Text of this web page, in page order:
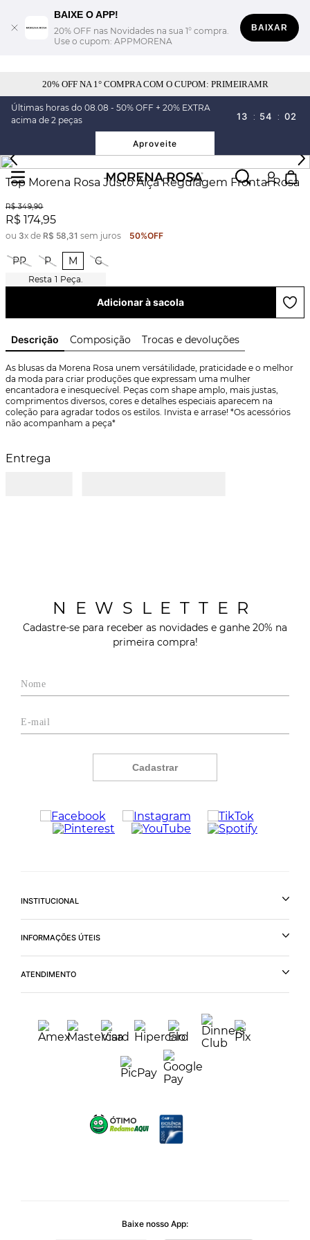
BAIXE O APP!
20% OFF nas Novidades na sua 1° compra.
Use o cupom: APPMORENA
BAIXAR
20% OFF NA 1° COMPRA COM O CUPOM: PRIMEIRAMR
Últimas horas do 08.08 - 50% OFF + 20% EXTRA
acima de 2 peças
13 : 54 : 02
Aproveite
Top Morena Rosa Justo Alça Regulagem Frontal Rosa
R$ 349,90
R$ 174,95
ou 3x de R$ 58,31 sem juros 50%OFF
PP P M G
1 Peça.
Adicionar à sacola
Descrição Composição Trocas e devoluções
As blusas da Morena Rosa unem versátilidade, praticidade e o melhor
da moda para criar produções que expressam uma mulher
encantadora e inesquecível. Peças com shape amplo, mais justas,
comprimentos diversos, cores e detalhes especiais aparecem na
coleção para agradar todos os estilos. Invista e arrase! *Os acessórios
não acompanham a peça*
Entrega
NEWSLETTER
Cadastre-se para receber as novidades e ganhe 20% na
primeira compra!
Cadastrar
INSTITUCIONAL
INFORMAÇÕES ÚTEIS
ATENDIMENTO
Baixe nosso App: